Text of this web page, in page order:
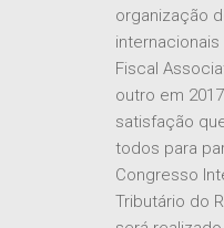
sete
organização
internacionais
Fiscal
outro em
satisfação que
todos para
Congresso